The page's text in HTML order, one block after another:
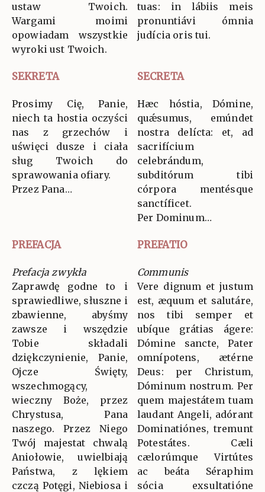
ustaw Twoich.
Wargami moimi
opowiadam wszystkie
wyroki ust Twoich.
tuas: in lábiis meis
pronuntiávi ómnia
judícia oris tui.
SEKRETA SECRETA
Prosimy Cię, Panie,
niech ta hostia oczyści
nas z grzechów i
uświęci dusze i ciała
sług Twoich do
sprawowania ofiary.
Przez Pana…
Hæc hóstia, Dómine,
quǽsumus, emúndet
nostra delícta: et, ad
sacrifícium
celebrándum,
subditórum tibi
córpora mentésque
sanctíficet.
Per Dominum…
PREFACJA PREFATIO
Prefacja zwykła
Zaprawdę godne to i
sprawiedliwe, słuszne i
zbawienne, abyśmy
zawsze i wszędzie
Tobie składali
dziękczynienie, Panie,
Ojcze Święty,
wszechmogący,
wieczny Boże, przez
Chrystusa, Pana
naszego. Przez Niego
Twój majestat chwalą
Aniołowie, uwielbiają
Państwa, z lękiem
czczą Potęgi, Niebiosa i
Communis
Vere dignum et justum
est, æquum et salutáre,
nos tibi semper et
ubíque grátias ágere:
Dómine sancte, Pater
omnípotens, ætérne
Deus: per Christum,
Dóminum nostrum. Per
quem majestátem tuam
laudant Angeli, adórant
Dominatiónes, tremunt
Potestátes. Cæli
cælorúmque Virtútes
ac beáta Séraphim
sócia exsultatióne